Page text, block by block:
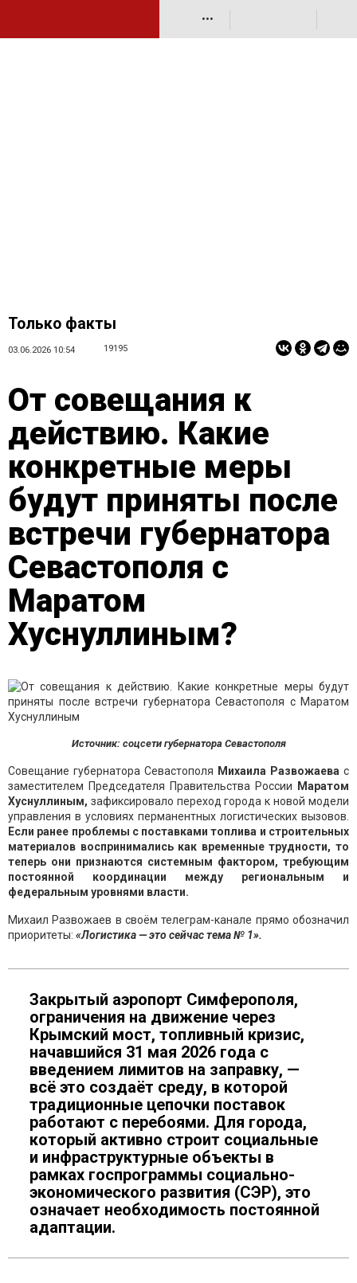
•••
Только факты
03.06.2026 10:54 19195
От совещания к
действию. Какие
конкретные меры
будут приняты после
встречи губернатора
Севастополя с
Маратом
Хуснуллиным?
Источник: соцсети губернатора Севастополя
Совещание губернатора Севастополя Михаила Развожаева с
заместителем Председателя Правительства России
Маратом
Хуснуллиным, зафиксировало переход города к новой модели
управления в условиях перманентных логистических вызовов.
Если ранее проблемы с поставками топлива и строительных
материалов воспринимались как временные трудности, то
теперь они признаются системным фактором, требующим
постоянной координации между региональным и
федеральным уровнями власти.
Михаил Развожаев в своём телеграм-канале прямо обозначил
приоритеты: «Логистика — это сейчас тема № 1».
Закрытый аэропорт Симферополя,
ограничения на движение через
Крымский мост, топливный кризис,
начавшийся 31 мая 2026 года с
введением лимитов на заправку, —
всё это создаёт среду, в которой
традиционные цепочки поставок
работают с перебоями. Для города,
который активно строит социальные
и инфраструктурные объекты в
рамках госпрограммы социально-
экономического развития (СЭР), это
означает необходимость постоянной
адаптации.